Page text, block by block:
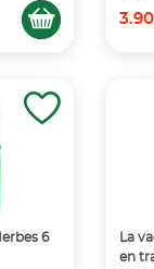
6
La
en